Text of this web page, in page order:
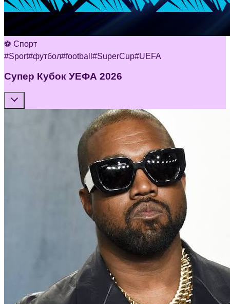
⚽ Спорт
#Sport#футбол#football #SuperCup#UEFA
Супер Кубок УЕФА 2026